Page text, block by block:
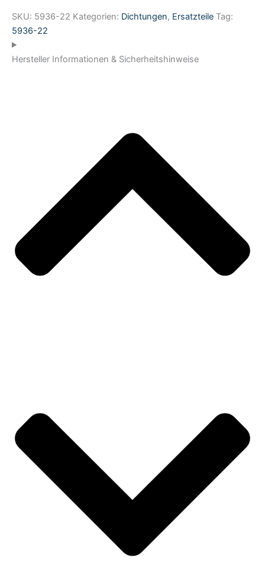
SKU: 5936-22 Kategorien: Dichtungen, Ersatzteile Tag:
5936-22
Hersteller Informationen & Sicherheitshinweise